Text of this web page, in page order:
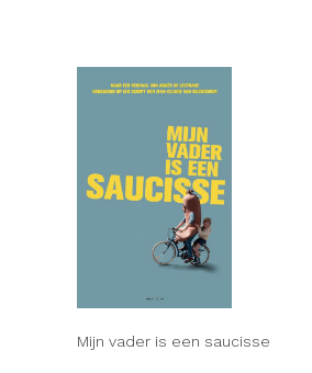
Mijn vader is een saucisse